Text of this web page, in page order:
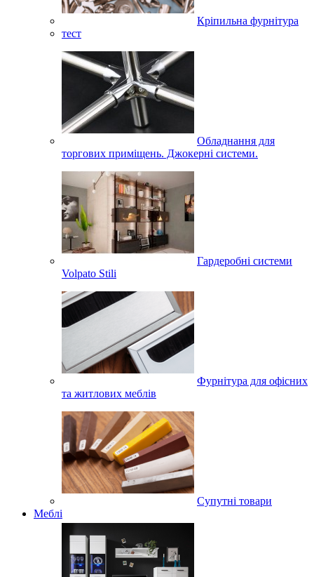
Кріпильна фурнітура
тест
Обладнання для
торгових приміщень. Джокерні системи.
Гардеробні системи
Volpato Stili
Фурнітура для офісних
та житлових меблів
Супутні товари
Меблі